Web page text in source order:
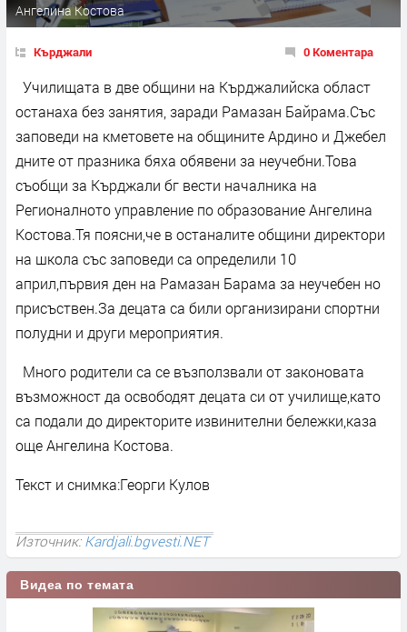
Ангелина Костова
Кърджали 0 Коментара
Училищата в две общини на Кърджалийска област
останаха без занятия, заради Рамазан Байрама.Със
заповеди на кметовете на общините Ардино и Джебел
дните от празника бяха обявени за неучебни.Това
съобщи за Кърджали бг вести началника на
Регионалното управление по образование Ангелина
Костова.Тя поясни,че в останалите общини директори
на школа със заповеди са определили 10
април,първия ден на Рамазан Барама за неучебен но
присъствен.За децата са били организирани спортни
полудни и други мероприятия.
Много родители са се възползвали от законовата
възможност да освободят децата си от училище,като
са подали до директорите извинителни бележки,каза
още Ангелина Костова.
Текст и снимка:Георги Кулов
Източник:Kardjali.bgvesti.NET
Видеа по темата